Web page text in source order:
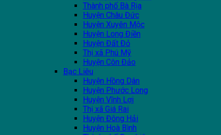
Thành phố Bà Rịa
Huyện Châu Đức
Huyện Xuyên Mộc
Huyện Long Điền
Huyện Đất Đỏ
Thị xã Phú Mỹ
Huyện Côn Đảo
Bạc Liêu
Huyện Hồng Dân
Huyện Phước Long
Huyện Vĩnh Lợi
Thị xã Giá Rai
Huyện Đông Hải
Huyện Hoà Bình